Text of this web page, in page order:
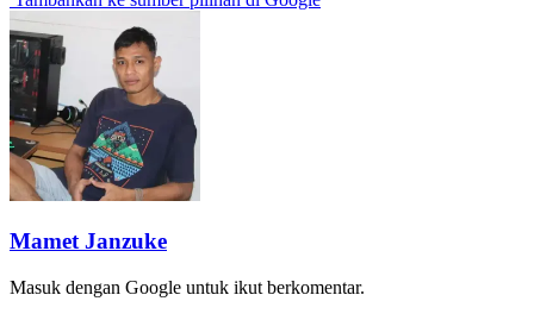
Mamet Janzuke
Masuk dengan Google untuk ikut berkomentar.